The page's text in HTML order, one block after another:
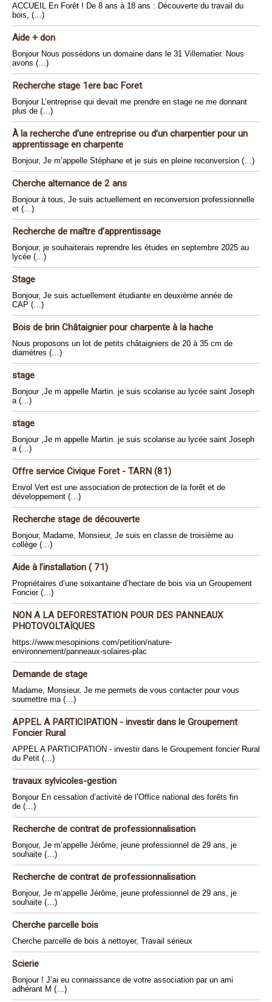
ACCUEIL En Forêt ! De 8 ans à 18 ans : Découverte du travail du
bois, (…)
Aide + don
Bonjour Nous possédons un domaine dans le 31 Villematier. Nous
avons (…)
Recherche stage 1ere bac Foret
Bonjour L’entreprise qui devait me prendre en stage ne me donnant
plus de (…)
À la recherche d’une entreprise ou d’un charpentier pour un
apprentissage en charpente
Bonjour, Je m’appelle Stéphane et je suis en pleine reconversion (…)
Cherche alternance de 2 ans
Bonjour à tous, Je suis actuellement en reconversion professionnelle
et (…)
Recherche de maître d’apprentissage
Bonjour, je souhaiterais reprendre les études en septembre 2025 au
lycée (…)
Stage
Bonjour, Je suis actuellement étudiante en deuxième année de
CAP (…)
Bois de brin Châtaignier pour charpente à la hache
Nous proposons un lot de petits châtaigniers de 20 à 35 cm de
diamètres (…)
stage
Bonjour ,Je m appelle Martin. je suis scolarise au lycée saint Joseph
a (…)
stage
Bonjour ,Je m appelle Martin. je suis scolarise au lycée saint Joseph
a (…)
Offre service Civique Foret - TARN (81)
Envol Vert est une association de protection de la forêt et de
développement (…)
Recherche stage de découverte
Bonjour, Madame, Monsieur, Je suis en classe de troisième au
collège (…)
Aide à l’installation ( 71)
Propriétaires d’une soixantaine d’hectare de bois via un Groupement
Foncier (…)
NON A LA DEFORESTATION POUR DES PANNEAUX
PHOTOVOLTAÏQUES
https://www.mesopinions.com/petition/nature-
environnement/panneaux-solaires-plac
Demande de stage
Madame, Monsieur, Je me permets de vous contacter pour vous
soumettre ma (…)
APPEL A PARTICIPATION - investir dans le Groupement
Foncier Rural
APPEL A PARTICIPATION - investir dans le Groupement foncier Rural
du Petit (…)
travaux sylvicoles-gestion
Bonjour En cessation d’activité de l’Office national des forêts fin
de (…)
Recherche de contrat de professionnalisation
Bonjour, Je m’appelle Jérôme, jeune professionnel de 29 ans, je
souhaite (…)
Recherche de contrat de professionnalisation
Bonjour, Je m’appelle Jérôme, jeune professionnel de 29 ans, je
souhaite (…)
Cherche parcelle bois
Cherche parcelle de bois à nettoyer, Travail sérieux
Scierie
Bonjour ! J’ai eu connaissance de votre association par un ami
adhérant M (…)